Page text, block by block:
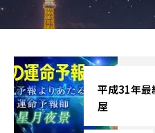
秘伝公開！吉凶カレンダー
記事カテゴリー
ブログ
お知らせ
平成31年
屋